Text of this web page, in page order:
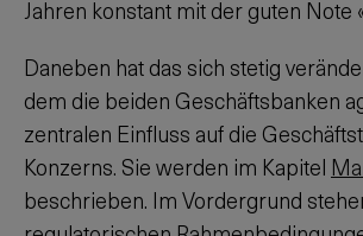
Jahren konstant mit der guten Note
Daneben hat das sich stetig
dem die beiden Geschäftsbanken
zentralen Einfluss auf die
Konzerns. Sie werden im Kapitel
beschrieben. Im Vordergrund